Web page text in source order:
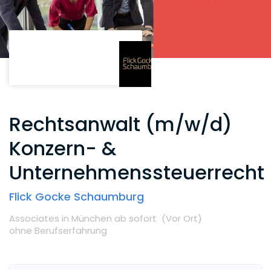
Rechtsanwalt (m/w/d)
Konzern- &
Unternehmenssteuerrecht
Flick Gocke Schaumburg
Associates in München ab sofort (Vor Ort)
ohne Berufserfahrung